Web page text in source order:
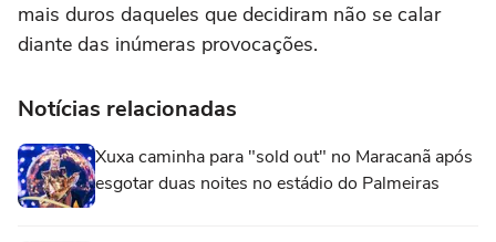
mais duros daqueles que decidiram não se calar
diante das inúmeras provocações.
Notícias relacionadas
Xuxa caminha para "sold out" no Maracanã após
esgotar duas noites no estádio do Palmeiras